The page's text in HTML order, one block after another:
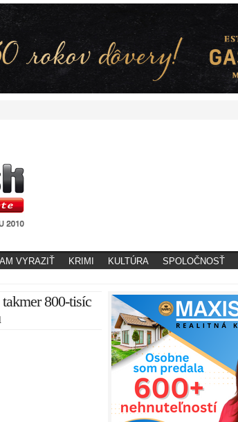
VYRAZIŤ KRIMI KULTÚRA SPOLOČNOSŤ
800-tisíc